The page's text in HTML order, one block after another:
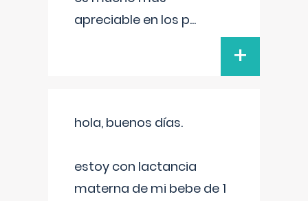
apreciable en los p...
+
hola, buenos días.
estoy con lactancia
materna de mi bebe de 1